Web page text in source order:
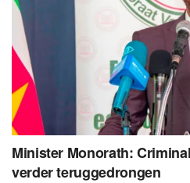
Minister Monorath:
verder teruggedrongen